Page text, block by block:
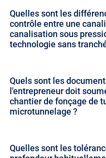
Quelles sont les
contrôle entre une
canalisation sous
technologie sans
Quels sont les
l'entrepreneur doit
chantier de fonçage de
microtunnelage ?
Quelles sont les